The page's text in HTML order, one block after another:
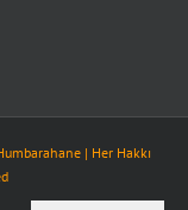
| Her Hakkı